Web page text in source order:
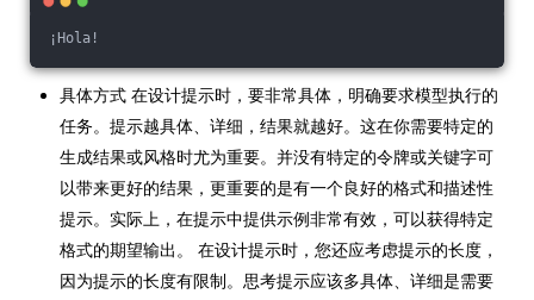
¡Hola!
具体方式 在设计提示时，要非常具体，明确要求模型执行的
任务。提示越具体、详细，结果就越好。这在你需要特定的
生成结果或风格时尤为重要。并没有特定的令牌或关键字可
以带来更好的结果，更重要的是有一个良好的格式和描述性
提示。实际上，在提示中提供示例非常有效，可以获得特定
格式的期望输出。 在设计提示时，您还应考虑提示的长度，
因为提示的长度有限制。思考提示应该多具体、详细是需要